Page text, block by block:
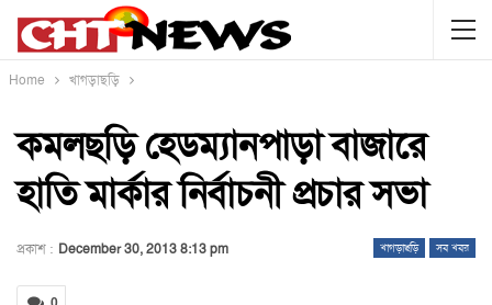
Home খাগড়াছড়ি
কমলছড়ি হেডম্যানপাড়া বাজারে
হাতি মার্কার নির্বাচনী প্রচার সভা
খাগড়াছড়ি সব খবর
প্রকাশ : December 30, 2013 8:13 pm